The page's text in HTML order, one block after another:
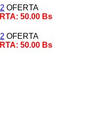
OFERTA
50.00 Bs
OFERTA
50.00 Bs